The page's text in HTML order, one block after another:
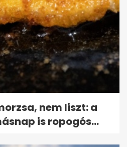
nem liszt: a
is ropogós...